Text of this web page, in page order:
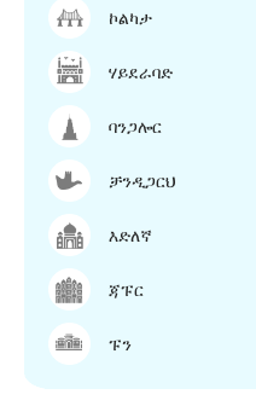
ኮልካታ
ሃይደራባድ
ባንጋሎር
ቻንዲጋርህ
እድለኛ
ጃፑር
ፑን